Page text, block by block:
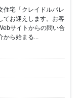
住宅「クレイドルパレ
てお迎えします。お客
サイトからの問い合
ら始まる...